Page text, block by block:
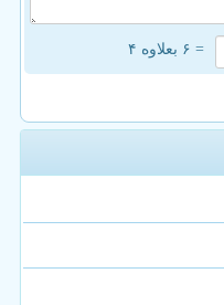
= ۶ بعلاوه ۴